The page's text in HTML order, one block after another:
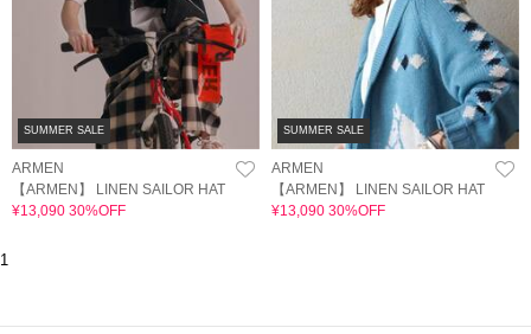
SUMMER SALE
ARMEN
【ARMEN】 LINEN SAILOR HAT
¥13,090 30%OFF
SUMMER SALE
ARMEN
【ARMEN】 LINEN SAILOR HAT
¥13,090 30%OFF
1